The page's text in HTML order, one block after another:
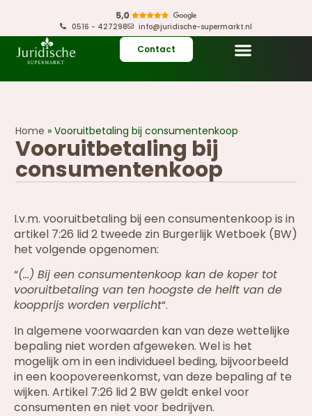
0516 - 427298 info@juridische-supermarkt.nl
Contact
Home »Vooruitbetaling bij consumentenkoop
Vooruitbetaling bij
consumentenkoop
I.v.m. vooruitbetaling bij een consumentenkoop is in
artikel 7:26 lid 2 tweede zin Burgerlijk Wetboek (BW)
het volgende opgenomen:
“(…) Bij een consumentenkoop kan de koper tot
vooruitbetaling van ten hoogste de helft van de
koopprijs worden verplicht“.
In algemene voorwaarden kan van deze wettelijke
bepaling niet worden afgeweken. Wel is het
mogelijk om in een individueel beding, bijvoorbeeld
in een koopovereenkomst, van deze bepaling af te
wijken. Artikel 7:26 lid 2 BW geldt enkel voor
consumenten en niet voor bedrijven.